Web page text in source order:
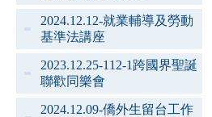
2024.12.12-就業輔導及勞動
基準法講座
2023.12.25-112-1跨國界聖誕
聯歡同樂會
2024.12.09-僑外生留台工作